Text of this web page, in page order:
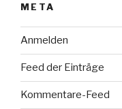
META
Anmelden
Feed der Einträge
Kommentare-Feed